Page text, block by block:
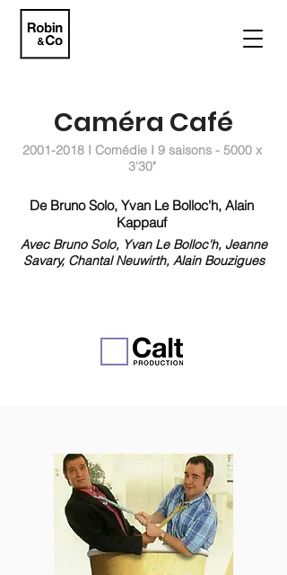
Caméra Café
2001-2018I Comédie I 9 saisons - 5000 x
3'30"
De Bruno Solo, Yvan Le Bolloc'h, Alain
Kappauf
Avec Bruno Solo, Yvan Le Bolloc'h, Jeanne
Savary, Chantal Neuwirth, Alain Bouzigues